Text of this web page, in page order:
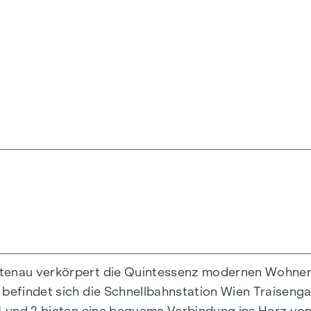
reichen, finden hier alle ihren
verkörpert die Quintessenz modernen
sich die Schnellbahnstation Wien